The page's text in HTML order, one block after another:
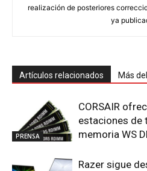
realización de posteriores
ya
Artículos relacionados Más
PRENSA
CORSAIR
estaciones de
memoria WS
Razer sigue